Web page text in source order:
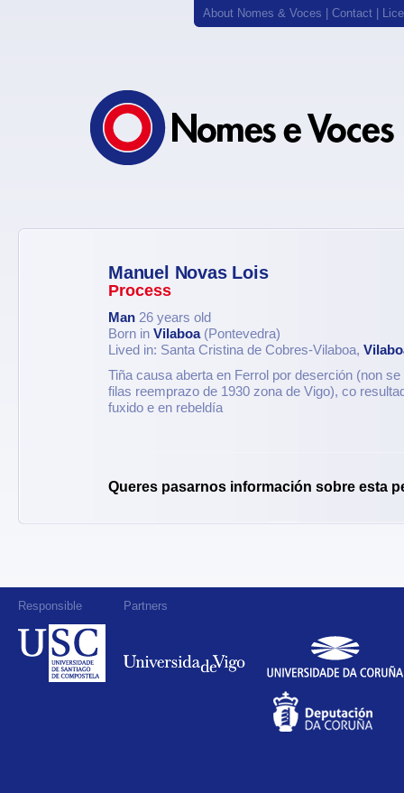
About Nomes & Voces Contact
Manuel Novas Lois
Process
Man 26 years old
Born in Vilaboa(Pontevedra)
Lived in: Santa Cristina de Cobres-Vilaboa,
Tiña causa aberta en Ferrol por deserción (non
filas reemprazo de 1930 zona de Vigo), co
fuxido e en rebeldía
Queres pasarnos información sobre esta
Responsible Partners